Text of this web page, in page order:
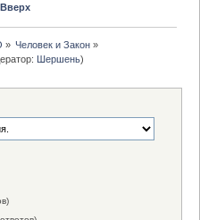
Вверх
» Человек и Закон»
Шершень)